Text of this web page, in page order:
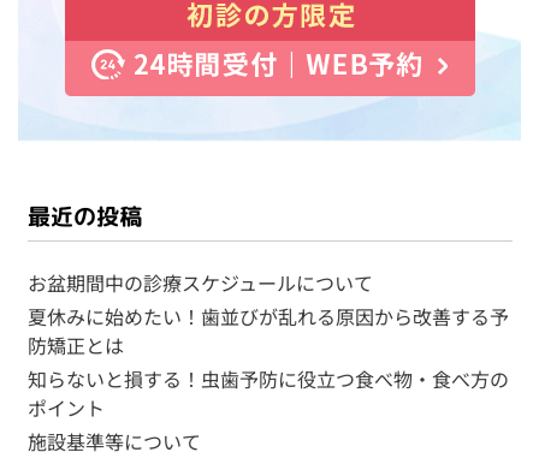
最近の投稿
お盆期間中の診療スケジュールについて
夏休みに始めたい！歯並びが乱れる原因から改善する予
防矯正とは
知らないと損する！虫歯予防に役立つ食べ物・食べ方の
ポイント
施設基準等について